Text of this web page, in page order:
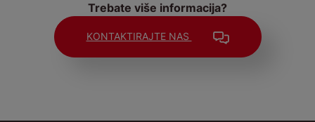
Trebate više informacija?
KONTAKTIRAJTE NAS